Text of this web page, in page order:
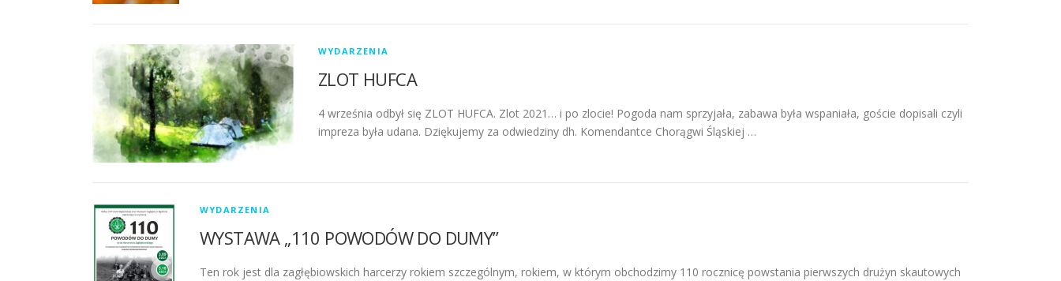
WYDARZENIA
ZLOT HUFCA
4 września odbył się ZLOT HUFCA. Zlot 2021… i po zlocie! Pogoda nam sprzyjała, zabawa była wspaniała, goście dopisali czyli
impreza była udana. Dziękujemy za odwiedziny dh. Komendantce Chorągwi Śląskiej …
WYDARZENIA
WYSTAWA „110 POWODÓW DO DUMY”
Ten rok jest dla zagłębiowskich harcerzy rokiem szczególnym, rokiem, w którym obchodzimy 110 rocznicę powstania pierwszych drużyn skautowych